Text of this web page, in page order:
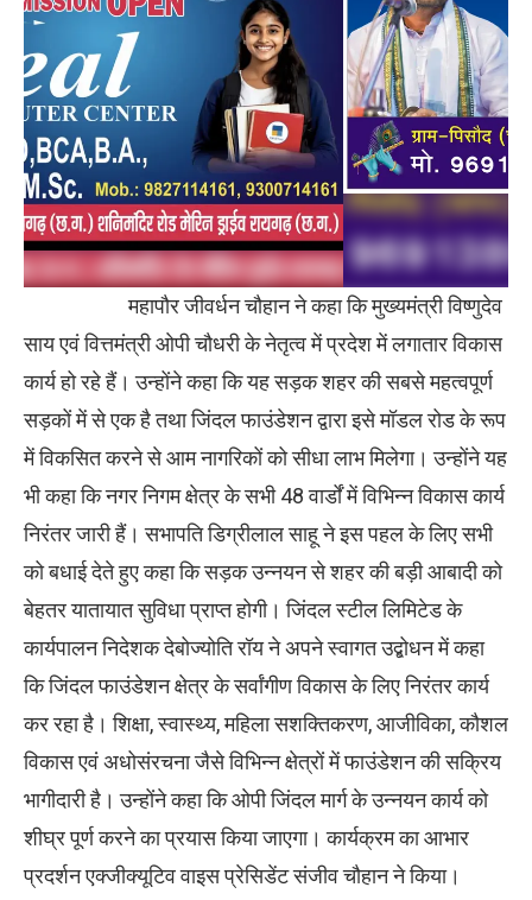
महापौर जीवर्धन चौहान ने कहा कि मुख्यमंत्री विष्णुदेव
साय एवं वित्तमंत्री ओपी चौधरी के नेतृत्व में प्रदेश में लगातार विकास
कार्य हो रहे हैं। उन्होंने कहा कि यह सड़क शहर की सबसे महत्वपूर्ण
सड़कों में से एक है तथा जिंदल फाउंडेशन द्वारा इसे मॉडल रोड के रूप
में विकसित करने से आम नागरिकों को सीधा लाभ मिलेगा। उन्होंने यह
भी कहा कि नगर निगम क्षेत्र के सभी 48 वार्डों में विभिन्न विकास कार्य
निरंतर जारी हैं। सभापति डिग्रीलाल साहू ने इस पहल के लिए सभी
को बधाई देते हुए कहा कि सड़क उन्नयन से शहर की बड़ी आबादी को
बेहतर यातायात सुविधा प्राप्त होगी। जिंदल स्टील लिमिटेड के
कार्यपालन निदेशक देबोज्योति रॉय ने अपने स्वागत उद्बोधन में कहा
कि जिंदल फाउंडेशन क्षेत्र के सर्वांगीण विकास के लिए निरंतर कार्य
कर रहा है। शिक्षा, स्वास्थ्य, महिला सशक्तिकरण, आजीविका, कौशल
विकास एवं अधोसंरचना जैसे विभिन्न क्षेत्रों में फाउंडेशन की सक्रिय
भागीदारी है। उन्होंने कहा कि ओपी जिंदल मार्ग के उन्नयन कार्य को
शीघ्र पूर्ण करने का प्रयास किया जाएगा। कार्यक्रम का आभार
प्रदर्शन एक्जीक्यूटिव वाइस प्रेसिडेंट संजीव चौहान ने किया।